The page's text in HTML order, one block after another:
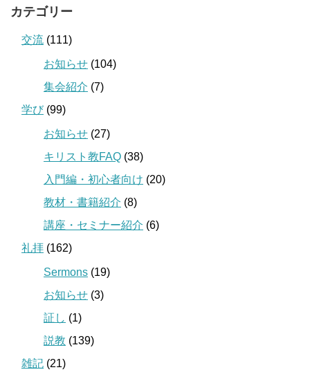
カテゴリー
交流 (111)
お知らせ (104)
集会紹介 (7)
学び(99)
お知らせ (27)
キリスト教FAQ (38)
入門編・初心者向け (20)
教材・書籍紹介 (8)
講座・セミナー紹介 (6)
礼拝 (162)
Sermons (19)
お知らせ (3)
証し (1)
説教 (139)
雑記 (21)